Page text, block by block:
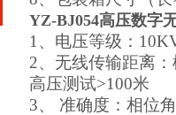
YZ-BJ054高压数字
1、电压等级：
2、无线传输距离
高压测试>100米
3、 准确度：相位